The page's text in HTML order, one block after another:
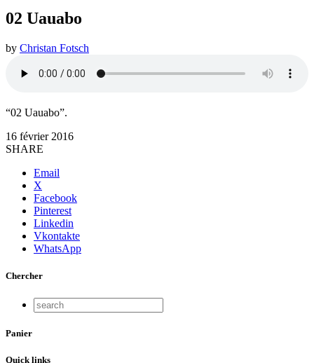
02 Uauabo
by Christan Fotsch
“02 Uauabo”.
16 février 2016
SHARE
Email
X
Facebook
Pinterest
Linkedin
Vkontakte
WhatsApp
Chercher
Panier
Quick links